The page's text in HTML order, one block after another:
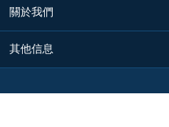
關於我們
其他信息